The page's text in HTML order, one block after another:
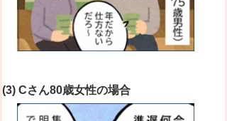
(3) Cさん80歳女性の場合